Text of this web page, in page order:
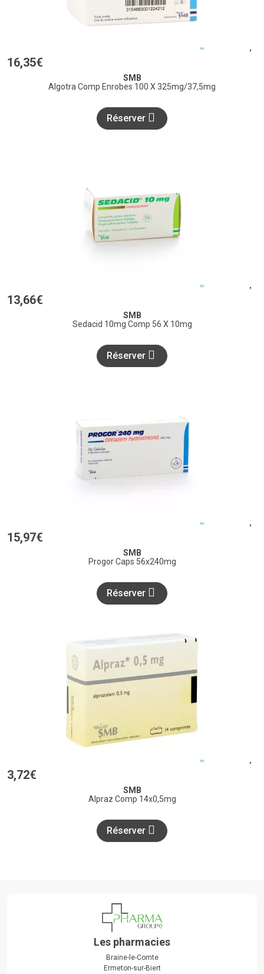
16,35€
SMB
Algotra Comp Enrobes 100 X 325mg/37,5mg
Réserver
13,66€
SMB
Sedacid 10mg Comp 56 X 10mg
Réserver
15,97€
SMB
Progor Caps 56x240mg
Réserver
3,72€
SMB
Alpraz Comp 14x0,5mg
Réserver
Les pharmacies
Braine-le-Comte
Ermeton-sur-Biert